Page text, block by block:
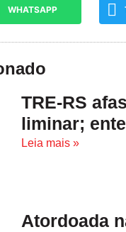
WHATSAPP
TRE-RS
liminar;
Leia mais »
Atordoada